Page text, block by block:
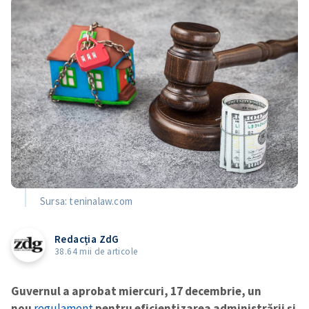
Sursa: teninalaw.com
Redacția ZdG
38.64 mii de articole
Guvernul a aprobat miercuri, 17 decembrie, un